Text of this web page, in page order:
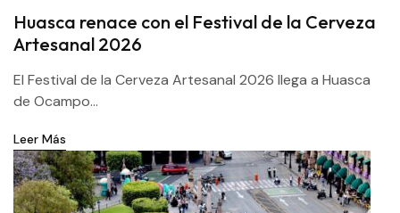
Huasca renace con el Festival de la Cerveza
Artesanal 2026
El Festival de la Cerveza Artesanal 2026 llega a Huasca
de Ocampo...
Leer Más